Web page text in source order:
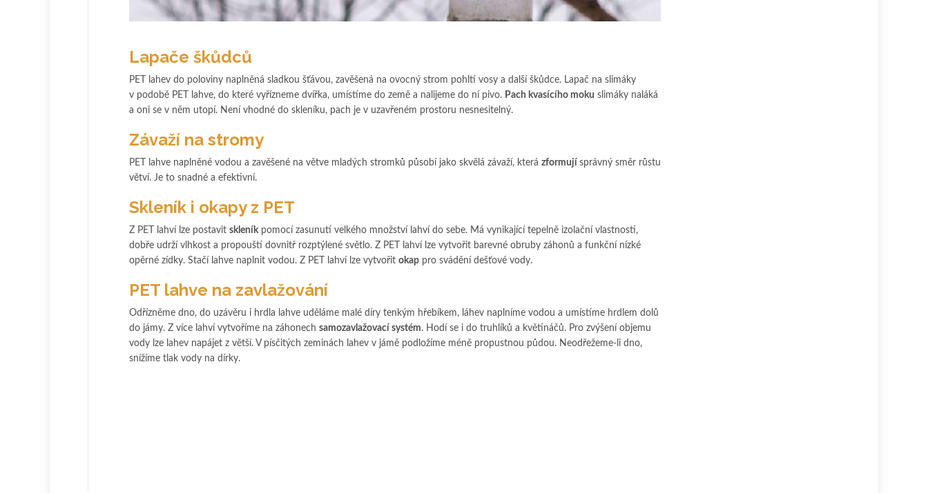
Lapače škůdců
PET lahev do poloviny naplněná sladkou šťávou, zavěšená na ovocný strom pohltí vosy a další škůdce. Lapač na slimáky
v podobě PET lahve, do které vyřízneme dvířka, umístíme do země a nalijeme do ní pivo. Pach kvasícího moku slimáky naláká
a oni se v něm utopí. Není vhodné do skleníku, pach je v uzavřeném prostoru nesnesitelný.
Závaží na stromy
PET lahve naplněné vodou a zavěšené na větve mladých stromků působí jako skvělá závaží, která zformují správný směr růstu
větví. Je to snadné a efektivní.
Skleník i okapy z PET
Z PET lahví lze postavit skleníkpomocí zasunutí velkého množství lahví do sebe. Má vynikající tepelně izolační vlastnosti,
dobře udrží vlhkost a propouští dovnitř rozptýlené světlo. Z PET lahví lze vytvořit barevné obruby záhonů a funkční nízké
opěrné zídky. Stačí lahve naplnit vodou. Z PET lahví lze vytvořit okap pro svádění dešťové vody.
PET lahve na zavlažování
Odřízněme dno, do uzávěru i hrdla lahve uděláme malé díry tenkým hřebíkem, láhev naplníme vodou a umístíme hrdlem dolů
do jámy. Z více lahví vytvoříme na záhonech samozavlažovací systém. Hodí se i do truhlíků a květináčů. Pro zvýšení objemu
vody lze lahev napájet z větší. V písčitých zeminách lahev v jámě podložíme méně propustnou půdou. Neodřežeme-li dno,
snížíme tlak vody na dírky.